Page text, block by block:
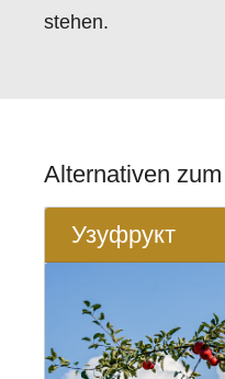
stehen.
Alternativen
Узуфрукт